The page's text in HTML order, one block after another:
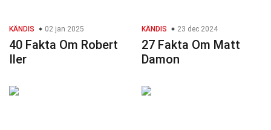
KÄNDIS 02 jan 2025
40 Fakta Om Robert
Iler
KÄNDIS 23 dec 2024
27 Fakta Om Matt
Damon